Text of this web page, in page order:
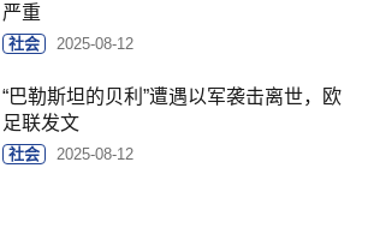
严重
社会 2025-08-12
“巴勒斯坦的贝利”遭遇以军袭击离世，欧
足联发文
社会 2025-08-12